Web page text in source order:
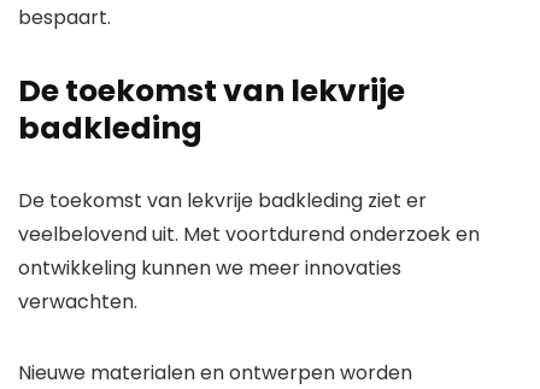
bespaart.
De toekomst van lekvrije
badkleding
De toekomst van lekvrije badkleding ziet er
veelbelovend uit. Met voortdurend onderzoek en
ontwikkeling kunnen we meer innovaties
verwachten.
Nieuwe materialen en ontwerpen worden